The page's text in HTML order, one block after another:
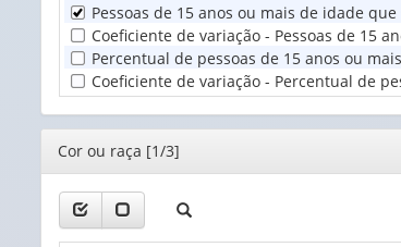
Pessoas de 15 anos ou mais de idade
Coeficiente de variação - Pessoas de 15
Percentual de pessoas de 15 anos ou
Coeficiente de variação - Percentual de
Editor
Cor ou raça [1/3]